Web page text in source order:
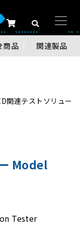
商品 関連製品
関連テストソリュー
Model